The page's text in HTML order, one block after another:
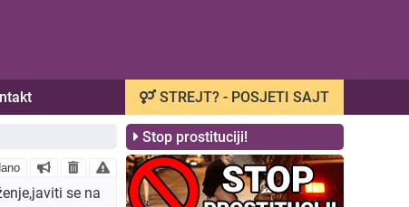
STREJT? - POSJETI SAJT
se na
Stop prostituciji!